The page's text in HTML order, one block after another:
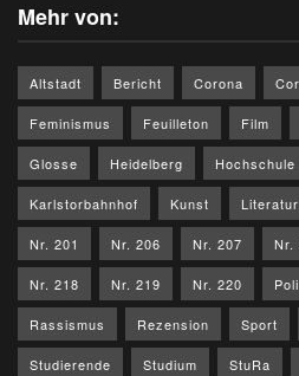
Mehr von:
Altstadt Bericht Corona
Feminismus Feuilleton Film
Glosse Heidelberg Hochschule
Karlstorbahnhof Kunst Literatur
Nr. 201 Nr. 206 Nr. 207 Nr.
Nr. 218 Nr. 219 Nr. 220
Rassismus Rezension Sport
Studierende Studium StuRa